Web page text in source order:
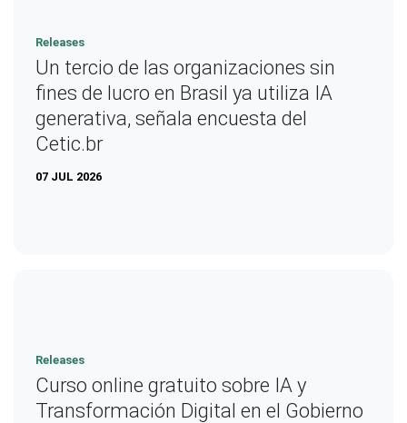
Releases
Un tercio de las organizaciones sin
fines de lucro en Brasil ya utiliza IA
generativa, señala encuesta del
Cetic.br
07 JUL 2026
Releases
Curso online gratuito sobre IA y
Transformación Digital en el Gobierno